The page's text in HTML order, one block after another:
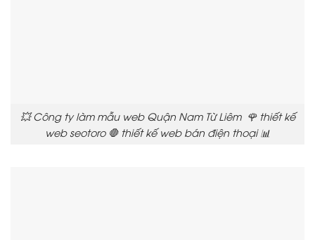
💥 Công ty làm mẫu web Quận Nam Từ Liêm 🌹 thiết kế
web seotoro 🛑 thiết kế web bán điện thoại 📊